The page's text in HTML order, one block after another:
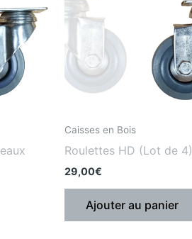
Caisses en Bois
Roulettes HD (Lot de 4)
29,00€
Ajouter au panier